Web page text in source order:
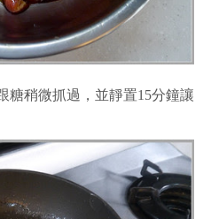
糖稍微抓過，並靜置15分鐘讓